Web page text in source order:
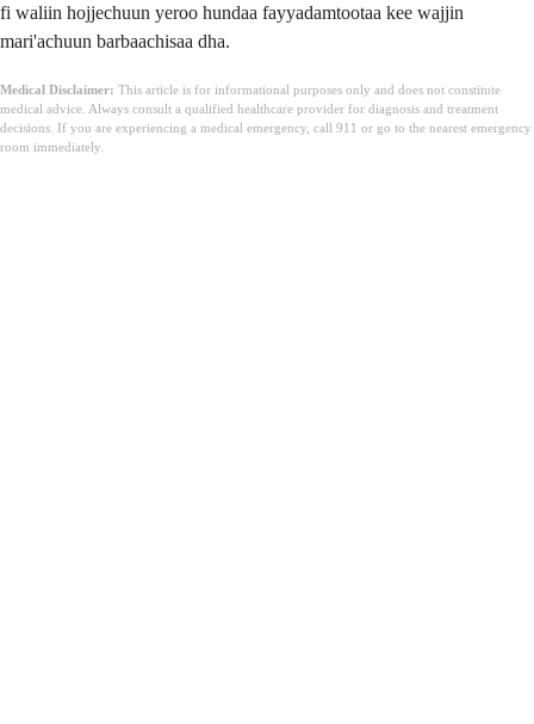
fi waliin hojjechuun yeroo hundaa fayyadamtootaa kee wajjin
mari'achuun barbaachisaa dha.
Medical Disclaimer: This article is for informational purposes only and does not constitute
medical advice. Always consult a qualified healthcare provider for diagnosis and treatment
decisions. If you are experiencing a medical emergency, call 911 or go to the nearest emergency
room immediately.